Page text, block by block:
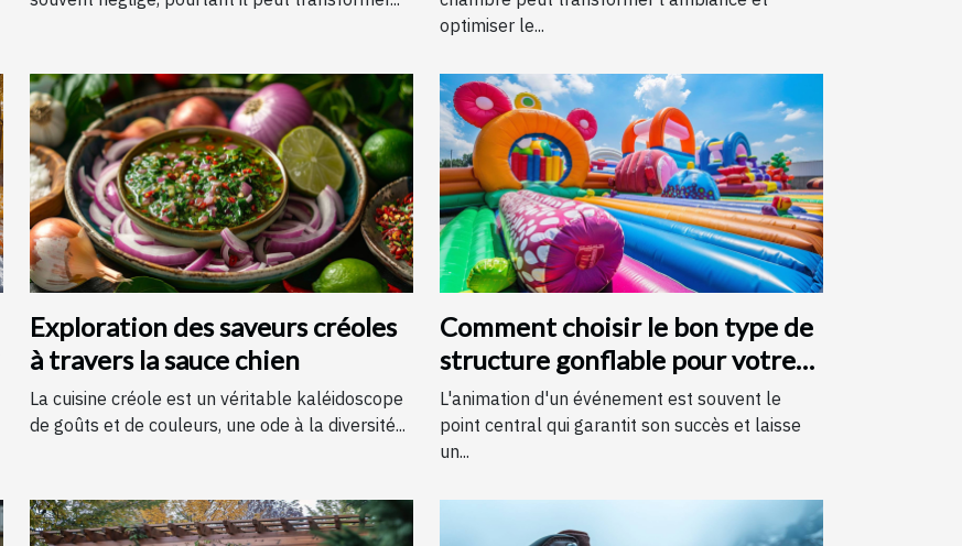
optimiser le...
Exploration des saveurs créoles
à travers la sauce chien
La cuisine créole est un véritable kaléidoscope
de goûts et de couleurs, une ode à la diversité...
Comment choisir le bon type de
structure gonflable pour votre
événement
L'animation d'un événement est souvent le
point central qui garantit son succès et laisse
un...